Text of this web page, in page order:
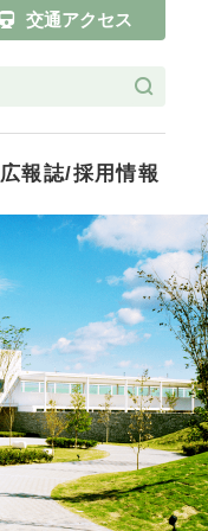
交通アクセス
広報誌/採用情報